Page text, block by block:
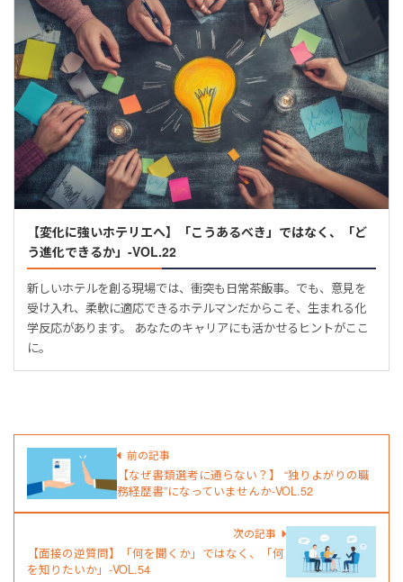
【変化に強いホテリエへ】「こうあるべき」ではなく、「ど
う進化できるか」-VOL.22
新しいホテルを創る現場では、衝突も日常茶飯事。でも、意見を
受け入れ、柔軟に適応できるホテルマンだからこそ、生まれる化
学反応があります。 あなたのキャリアにも活かせるヒントがここ
に。
前の記事
【なぜ書類選考に通らない？】 “独りよがりの職
務経歴書”になっていませんか-VOL.52
次の記事
【面接の逆質問】「何を聞くか」ではなく、「何
を知りたいか」-VOL.54